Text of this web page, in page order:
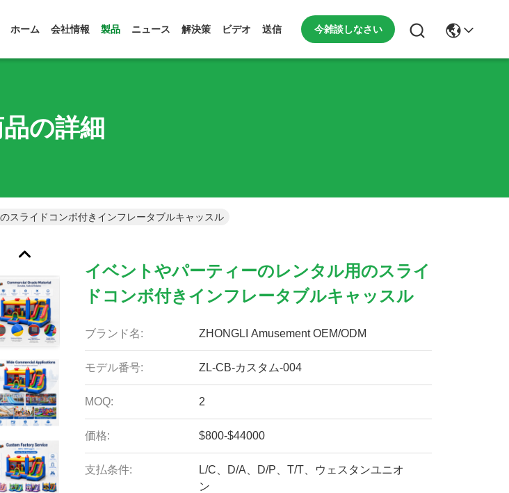
ホーム 会社情報 製品 ニュース 解決策 ビデオ 送信 今雑談しなさい
の詳細
スライドコンボ付きインフレータブルキャッスル
イベントやパーティーのレンタル用のスライ
ドコンボ付きインフレータブルキャッスル
ブランド名: ZHONGLI Amusement OEM/ODM
モデル番号: ZL-CB-カスタム-004
MOQ: 2
価格: $800-$44000
支払条件:
L/C、D/A、D/P、T/T、ウェスタンユニオ
ン